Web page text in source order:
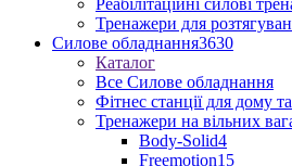
Реабілітаційні силові
Тренажери для
Силове обладнання3630
Каталог
Все Силове обладнання
Фітнес станції для дому
Тренажери на вільних
Body-Solid4
Freemotion15